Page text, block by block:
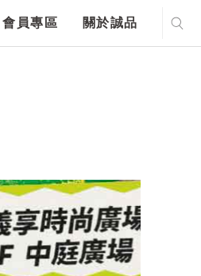
會員專區 關於誠品